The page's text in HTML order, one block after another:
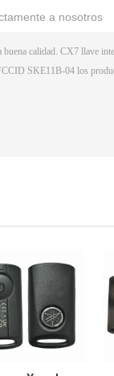
a nosotros